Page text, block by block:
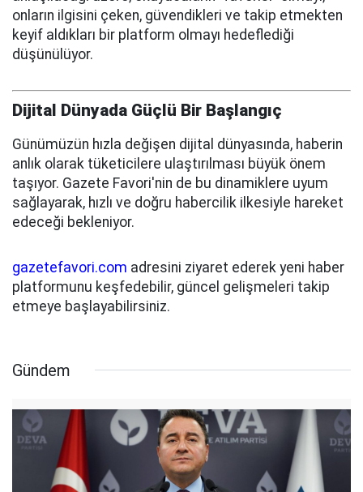
onların ilgisini çeken, güvendikleri ve takip etmekten
keyif aldıkları bir platform olmayı hedeflediği
düşünülüyor.
Dijital Dünyada Güçlü Bir Başlangıç
Günümüzün hızla değişen dijital dünyasında, haberin
anlık olarak tüketicilere ulaştırılması büyük önem
taşıyor. Gazete Favori'nin de bu dinamiklere uyum
sağlayarak, hızlı ve doğru habercilik ilkesiyle hareket
edeceği bekleniyor.
gazetefavori.com adresini ziyaret ederek yeni haber
platformunu keşfedebilir, güncel gelişmeleri takip
etmeye başlayabilirsiniz.
Gündem